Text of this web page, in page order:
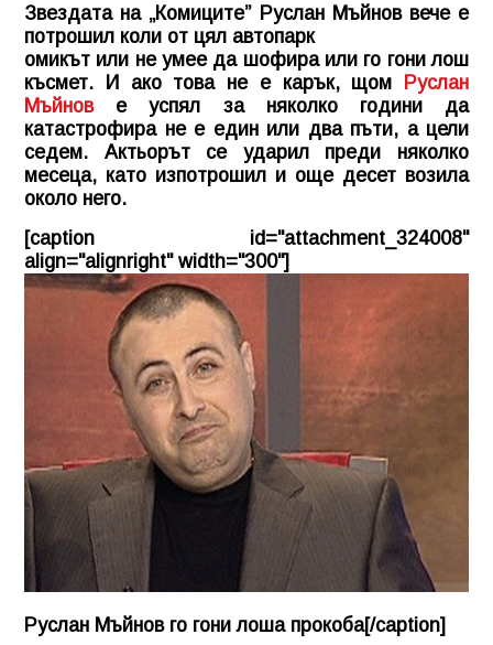
Звездата на „Комиците” Руслан Мъйнов вече е
потрошил коли от цял автопарк
омикът или не умее да шофира или го гони лош
късмет. И ако това не е карък, щом Руслан
Мъйнове успял за няколко години да
катастрофира не е един или два пъти, а цели
седем. Актьорът се ударил преди няколко
месеца, като изпотрошил и още десет возила
около него.
[caption id="attachment_324008"
align="alignright" width="300"]
Руслан Мъйнов го гони лоша прокоба[/caption]